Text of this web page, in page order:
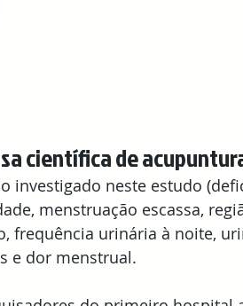
científica de
investigado neste estudo
menstruação escassa,
frequência urinária à noite,
e dor menstrual.